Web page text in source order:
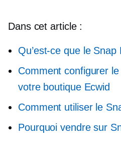
Dans cet article :
Qu’est-ce que le Snap
Comment configurer
votre boutique Ecwid
Comment utiliser le
Pourquoi vendre sur